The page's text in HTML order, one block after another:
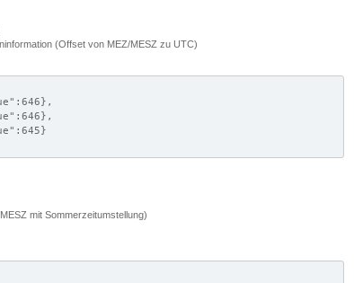
(Offset von MEZ/MESZ zu UTC)
mit Sommerzeitumstellung)